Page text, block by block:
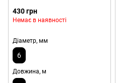
430 грн
Немає в наявності
Діаметр, мм
6
Довжина, м